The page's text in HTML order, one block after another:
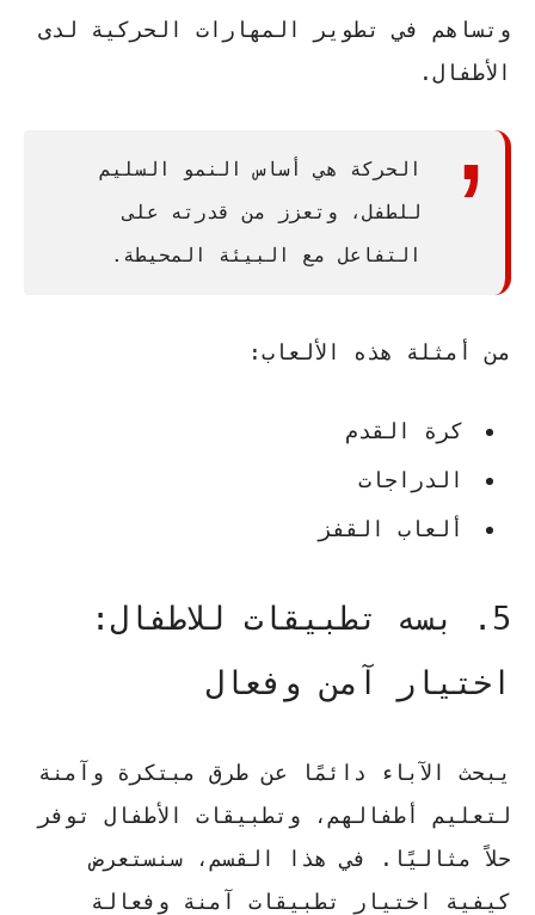
وتساهم في تطوير المهارات الحركية لدى
الأطفال.
الحركة هي أساس النمو السليم
للطفل، وتعزز من قدرته على
التفاعل مع البيئة المحيطة.
من أمثلة هذه الألعاب:
كرة القدم
الدراجات
ألعاب القفز
5. بسه تطبيقات للاطفال:
اختيار آمن وفعال
يبحث الآباء دائمًا عن طرق مبتكرة وآمنة
لتعليم أطفالهم، وتطبيقات الأطفال توفر
حلاً مثاليًا. في هذا القسم، سنستعرض
كيفية اختيار تطبيقات آمنة وفعالة